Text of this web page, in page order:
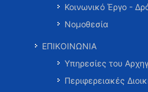
Κοινωνικό Έργο -
Νομοθεσία
ΕΠΙΚΟΙΝΩΝΙΑ
Υπηρεσίες του
Περιφερειακές